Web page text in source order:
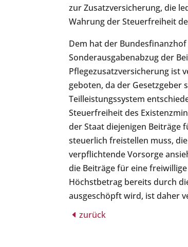
zur Zusatzversicherung, die
Wahrung der Steuerfreiheit
Dem hat der
Sonderausgabenabzug der
Pflegezusatzversicherung ist
geboten, da der Gesetzgeber
Teilleistungssystem
Steuerfreiheit des
der Staat diejenigen Beiträge
steuerlich freistellen muss,
verpflichtende Vorsorge
die Beiträge für eine
Höchstbetrag bereits durch
ausgeschöpft wird, ist daher
zurück